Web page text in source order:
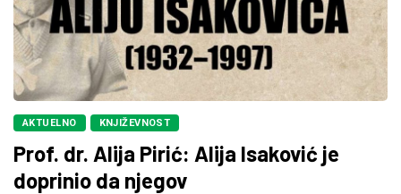
AKTUELNO KNJIŽEVNOST
Prof. dr. Alija Pirić: Alija Isaković je
doprinio da njegov